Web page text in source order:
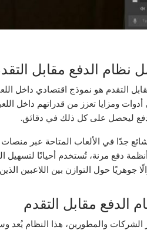
نظام الدفع مقابل
التقدم هو نموذج اقتصادي داخل
ومزايا تعزز من قدراتهم داخل
ليحصل على كل ذلك في دقائق.
جدًا في الألعاب المتاحة عبر
دفع مرنة، تُستخدم أحيانًا لتسهيل
جوهريًا حول التوازن بين اللاعبين
الدفع مقابل التقدم
والمطورين، هذا النظام يُعد